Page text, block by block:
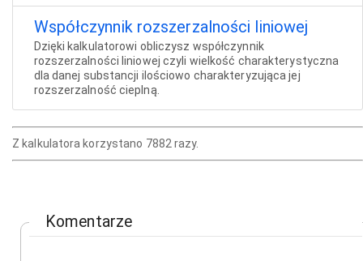
Współczynnik rozszerzalności liniowej
Dzięki kalkulatorowi obliczysz współczynnik
rozszerzalności liniowej czyli wielkość charakterystyczna
dla danej substancji ilościowo charakteryzująca jej
rozszerzalność cieplną.
Z kalkulatora korzystano 7882 razy.
Komentarze